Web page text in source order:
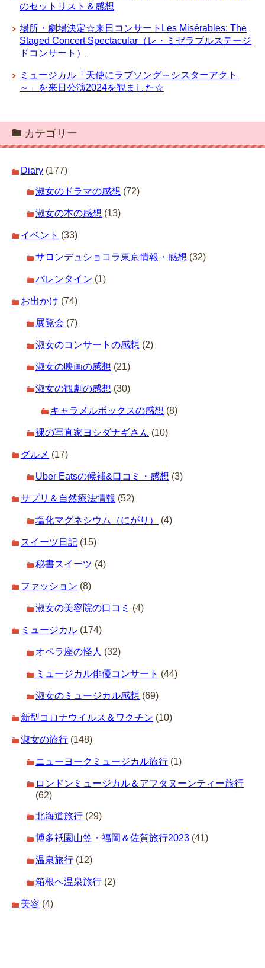
のセットリスト＆感想
場所・劇場決定☆来日コンサートLes Misérables: The
Staged Concert Spectacular（レ・ミゼラブルステージ
ドコンサート）
ミュージカル「天使にラブソング～シスターアクト
～」を来日公演2024を観ました☆
カテゴリー
Diary (177)
淑女のドラマの感想 (72)
淑女の本の感想 (13)
イベント (33)
サロンデュショコラ東京情報・感想 (32)
バレンタイン (1)
お出かけ (74)
展覧会 (7)
淑女のコンサートの感想 (2)
淑女の映画の感想 (21)
淑女の観劇の感想 (30)
キャラメルボックスの感想 (8)
裸の写真家ヨシダナギさん (10)
グルメ (17)
Uber Eatsの候補&口コミ・感想 (3)
サプリ＆自然療法情報 (52)
塩化マグネシウム（にがり） (4)
スイーツ日記 (15)
秘書スイーツ (4)
ファッション (8)
淑女の美容院の口コミ (4)
ミュージカル (174)
オペラ座の怪人 (32)
ミュージカル俳優コンサート (44)
淑女のミュージカル感想 (69)
新型コロナウイルス＆ワクチン (10)
淑女の旅行 (148)
ニューヨークミュージカル旅行 (1)
ロンドンミュージカル＆アフタヌーンティー旅行
(62)
北海道旅行 (29)
博多祇園山笠・福岡＆佐賀旅行2023 (41)
温泉旅行 (12)
箱根へ温泉旅行 (2)
美容 (4)